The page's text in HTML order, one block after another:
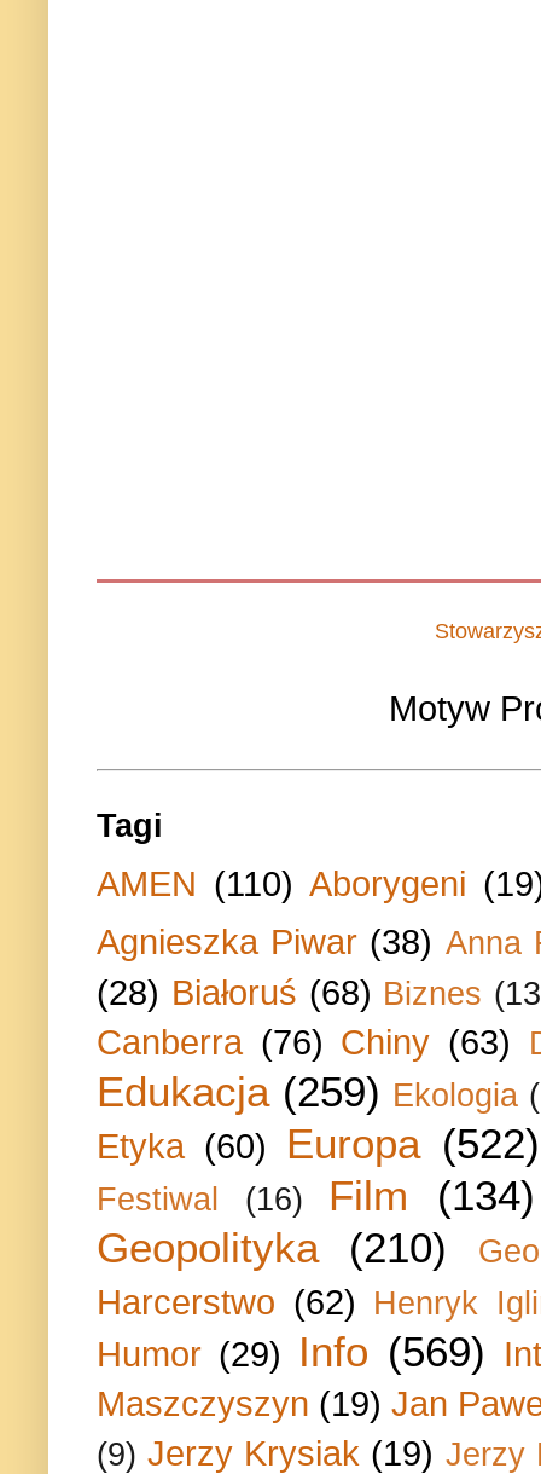
Motyw
Tagi
AMEN (110) Aborygeni
Agnieszka Piwar (38) Anna
(28) Białoruś (68) Biznes
Canberra (76) Chiny (63)
Edukacja (259) Ekologia
Etyka (60) Europa (522)
Festiwal (16) Film
(134)
Geopolityka
(210)
Harcerstwo (62) Henryk
Humor (29) Info (569)
Maszczyszyn (19) Jan
(9) Jerzy Krysiak (19) Jerzy